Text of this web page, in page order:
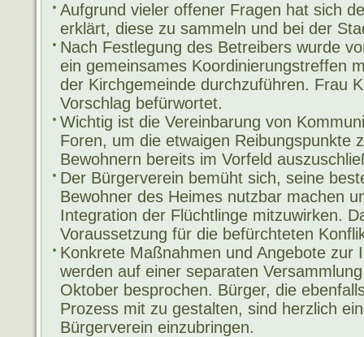
Aufgrund vieler offener Fragen hat sich
erklärt, diese zu sammeln und bei der
Nach Festlegung des Betreibers wurde
ein gemeinsames Koordinierungstreffen
der Kirchgemeinde durchzuführen. Frau
Vorschlag befürwortet.
Wichtig ist die Vereinbarung von
Foren, um die etwaigen Reibungspunkte
Bewohnern bereits im Vorfeld
Der Bürgerverein bemüht sich, seine
Bewohner des Heimes nutzbar machen
Integration der Flüchtlinge mitzuwirken.
Voraussetzung für die befürchteten
Konkrete Maßnahmen und Angebote zur
werden auf einer separaten
Oktober besprochen. Bürger, die
Prozess mit zu gestalten, sind herzlich
Bürgerverein einzubringen.